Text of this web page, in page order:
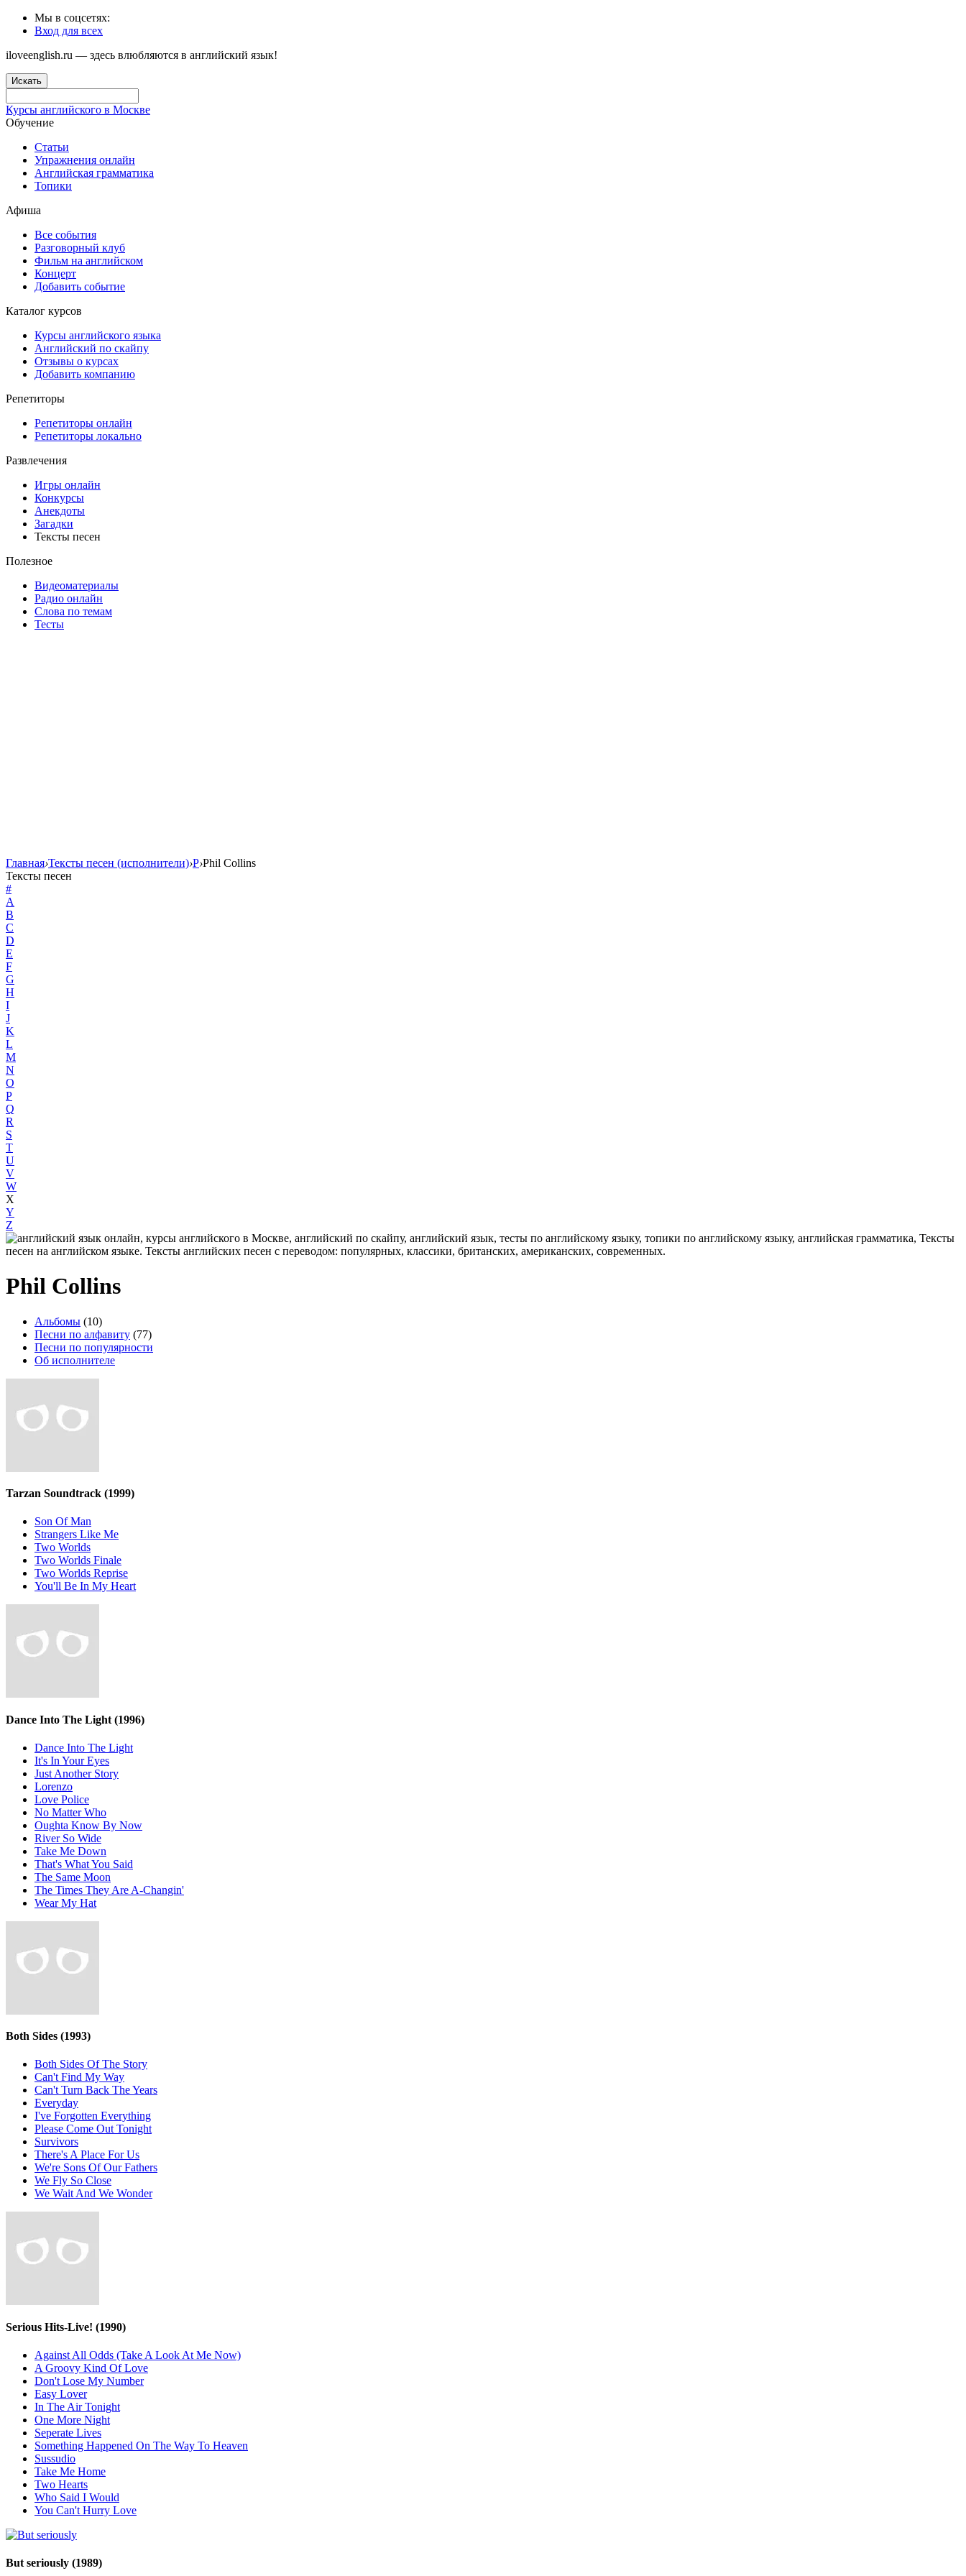
Мы в соцсетях:
Вход для всех
iloveenglish.ru — здесь влюбляются в английский язык!
Искать
Курсы английского в Москве
Обучение
Статьи
Упражнения онлайн
Английская грамматика
Топики
Афиша
Все события
Разговорный клуб
Фильм на английском
Концерт
Добавить событие
Каталог курсов
Курсы английского языка
Английский по скайпу
Отзывы о курсах
Добавить компанию
Репетиторы
Репетиторы онлайн
Репетиторы локально
Развлечения
Игры онлайн
Конкурсы
Анекдоты
Загадки
Тексты песен
Полезное
Видеоматериалы
Радио онлайн
Слова по темам
Тесты
Главная›Тексты песен (исполнители)›P›Phil Collins
Тексты песен
#
A
B
C
D
E
F
G
H
I
J
K
L
M
N
O
P
Q
R
S
T
U
V
W
X
Y
Z
Phil Collins
Альбомы (10)
Песни по алфавиту (77)
Песни по популярности
Об исполнителе
Tarzan Soundtrack (1999)
Son Of Man
Strangers Like Me
Two Worlds
Two Worlds Finale
Two Worlds Reprise
You'll Be In My Heart
Dance Into The Light (1996)
Dance Into The Light
It's In Your Eyes
Just Another Story
Lorenzo
Love Police
No Matter Who
Oughta Know By Now
River So Wide
Take Me Down
That's What You Said
The Same Moon
The Times They Are A-Changin'
Wear My Hat
Both Sides (1993)
Both Sides Of The Story
Can't Find My Way
Can't Turn Back The Years
Everyday
I've Forgotten Everything
Please Come Out Tonight
Survivors
There's A Place For Us
We're Sons Of Our Fathers
We Fly So Close
We Wait And We Wonder
Serious Hits-Live! (1990)
Against All Odds (Take A Look At Me Now)
A Groovy Kind Of Love
Don't Lose My Number
Easy Lover
In The Air Tonight
One More Night
Seperate Lives
Something Happened On The Way To Heaven
Sussudio
Take Me Home
Two Hearts
Who Said I Would
You Can't Hurry Love
But seriously (1989)